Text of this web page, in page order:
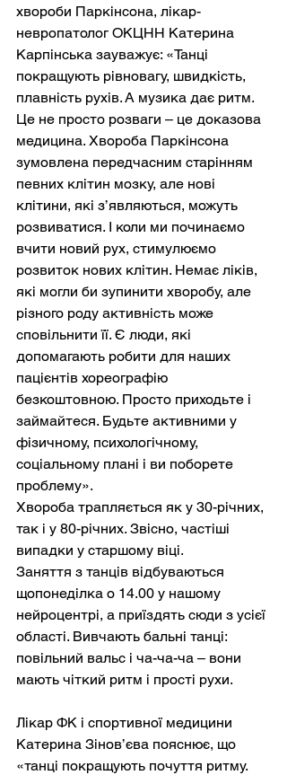
хвороби Паркінсона, лікар-
невропатолог ОКЦНН Катерина
Карпінська зауважує: «Танці
покращують рівновагу, швидкість,
плавність рухів. А музика дає ритм.
Це не просто розваги – це доказова
медицина. Хвороба Паркінсона
зумовлена передчасним старінням
певних клітин мозку, але нові
клітини, які з’являються, можуть
розвиватися. І коли ми починаємо
вчити новий рух, стимулюємо
розвиток нових клітин. Немає ліків,
які могли би зупинити хворобу, але
різного роду активність може
сповільнити її. Є люди, які
допомагають робити для наших
пацієнтів хореографію
безкоштовною. Просто приходьте і
займайтеся. Будьте активними у
фізичному, психологічному,
соціальному плані і ви поборете
проблему».
Хвороба трапляється як у 30-річних,
так і у 80-річних. Звісно, частіші
випадки у старшому віці.
Заняття з танців відбуваються
щопонеділка о 14.00 у нашому
нейроцентрі, а приїздять сюди з усієї
області. Вивчають бальні танці:
повільний вальс і ча-ча-ча – вони
мають чіткий ритм і прості рухи.
Лікар ФК і спортивної медицини
Катерина Зінов’єва пояснює, що
«танці покращують почуття ритму.